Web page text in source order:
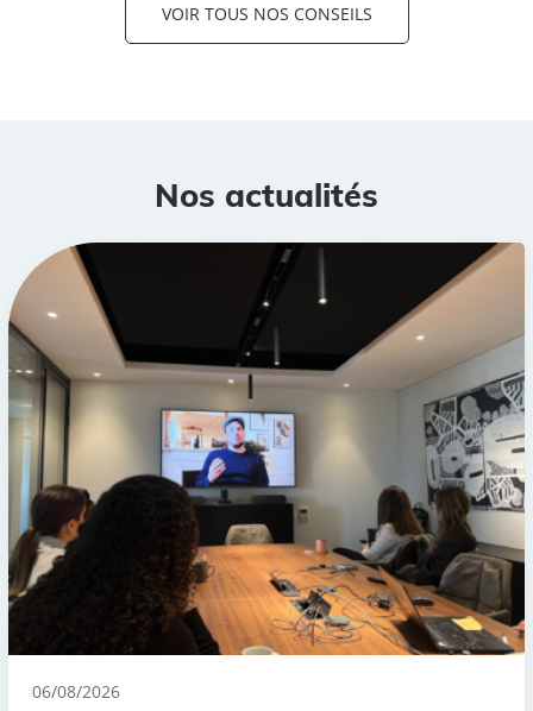
VOIR TOUS NOS CONSEILS
Nos actualités
06/08/2026